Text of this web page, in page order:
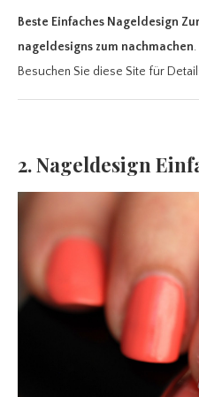
Beste Einfaches Nageldesign
nageldesigns zum nachmachen
Besuchen Sie diese Site für
2. Nageldesign